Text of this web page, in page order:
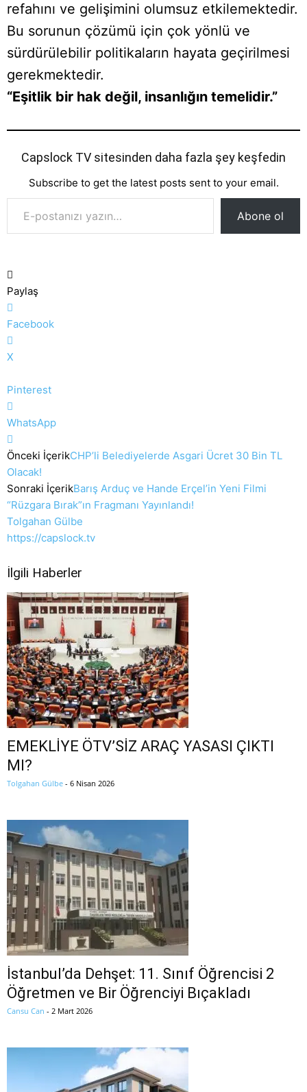
refahını ve gelişimini olumsuz etkilemektedir.
Bu sorunun çözümü için çok yönlü ve
sürdürülebilir politikaların hayata geçirilmesi
gerekmektedir.
“Eşitlik bir hak değil, insanlığın temelidir.”
Capslock TV sitesinden daha fazla şey keşfedin
Subscribe to get the latest posts sent to your email.
E-postanızı yazın…
Abone ol
Paylaş
Facebook
X
Pinterest
WhatsApp
Önceki İçerikCHP’li Belediyelerde Asgari Ücret 30 Bin TL
Olacak!
Sonraki İçerikBarış Arduç ve Hande Erçel’in Yeni Filmi
“Rüzgara Bırak”ın Fragmanı Yayınlandı!
Tolgahan Gülbe
https://capslock.tv
İlgili Haberler
EMEKLİYE ÖTV’SİZ ARAÇ YASASI ÇIKTI
MI?
Tolgahan Gülbe - 6 Nisan 2026
İstanbul’da Dehşet: 11. Sınıf Öğrencisi 2
Öğretmen ve Bir Öğrenciyi Bıçakladı
Cansu Can - 2 Mart 2026